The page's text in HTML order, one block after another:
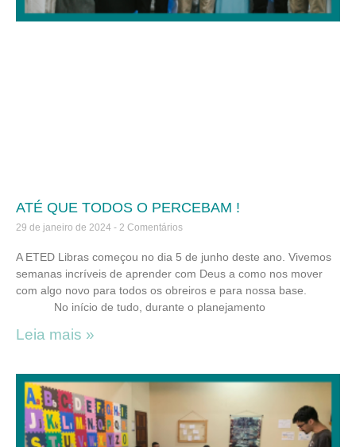
ATÉ QUE TODOS O PERCEBAM !
29 de janeiro de 2024 2 Comentários
A ETED Libras começou no dia 5 de junho deste ano. Vivemos
semanas incríveis de aprender com Deus a como nos mover
com algo novo para todos os obreiros e para nossa base.
No início de tudo, durante o planejamento
Leia mais »